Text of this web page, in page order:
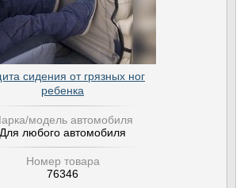
сидения от грязных ног
ребенка
модель автомобиля
Для любого автомобиля
Номер товара
76346